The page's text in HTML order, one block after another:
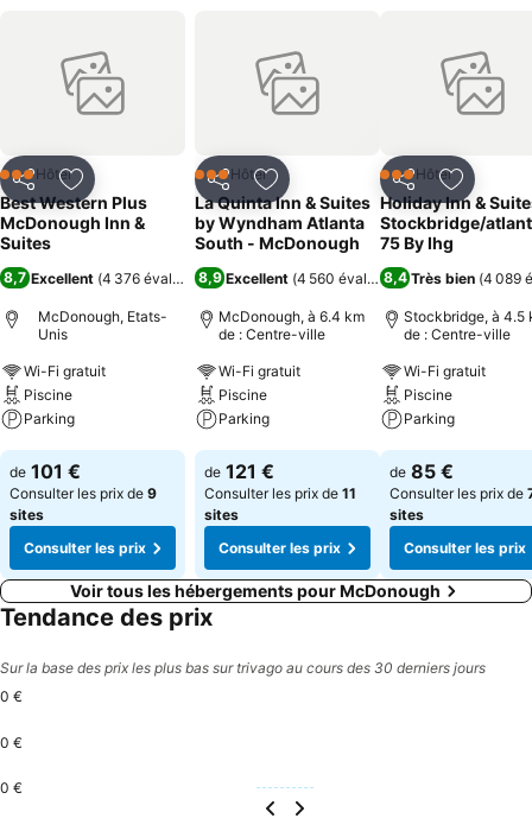
PartagerAjouter à mes favoris
3 ÉtoilesHôtel
Best Western Plus
McDonough Inn &
Suites
8,7 Excellent (4 376 évaluations)
McDonough, Etats-
Unis
Wi-Fi gratuit
Piscine
Parking
Consulter les prix
de 101 €
Consulter les prix de 9
sites
Consulter les prix
PartagerAjouter à mes favoris
3 ÉtoilesHôtel
La Quinta Inn & Suites
by Wyndham Atlanta
South - McDonough
8,9 Excellent (4 560 évaluations)
McDonough, à 6.4 km
de : Centre-ville
Wi-Fi gratuit
Piscine
Parking
Consulter les prix
de 121 €
Consulter les prix de 11
sites
Consulter les prix
PartagerAjouter
3 ÉtoilesHôtel
Holiday Inn &
Stockbridge/
75 By Ihg
8,4 Très bien (4 089
Stockbridge, à 4.5
de : Centre-ville
Wi-Fi gratuit
Piscine
Parking
Consulter les
de 85 €
Consulter les prix de
sites
Consulter les prix
Voir tous les hébergements pour McDonough
Tendance des prix
Sur la base des prix les plus bas sur trivago au cours des 30 derniers jours
0 €
0 €
0 €